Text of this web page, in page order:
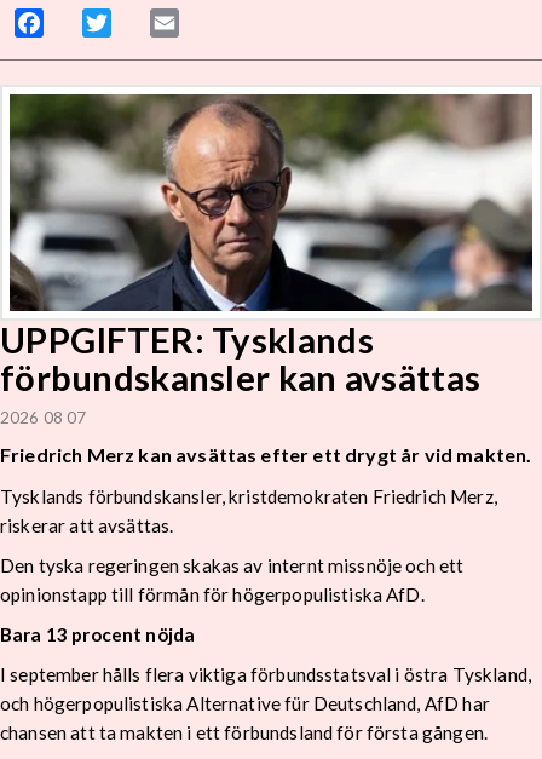
Facebook Twitter
UPPGIFTER: Tysklands
förbundskansler kan avsättas
2026 08 07
Friedrich Merz kan avsättas efter ett drygt år vid makten.
Tysklands förbundskansler, kristdemokraten Friedrich Merz,
riskerar att avsättas.
Den tyska regeringen skakas av internt missnöje och ett
opinionstapp till förmån för högerpopulistiska AfD.
Bara 13 procent nöjda
I september hålls flera viktiga förbundsstatsval i östra Tyskland,
och högerpopulistiska Alternative für Deutschland, AfD har
chansen att ta makten i ett förbundsland för första gången.